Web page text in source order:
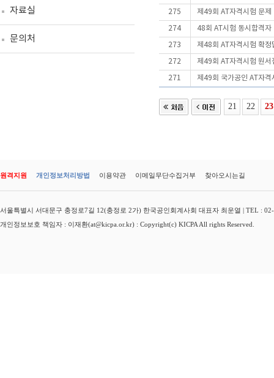
자료실
문의처
275 제49회 AT자격시험 문
274 48회 AT시험 동시합격
273 제48회 AT자격시험 확정
272 제49회 AT자격시험 원서
271 제49회 국가공인 AT자격
21 22 23
원격지원 개인정보처리방법 이용약관 이메일무단수집거부 찾아오시는길
서울특별시 서대문구 충정로7길 12(충정로 2가) 한국공인회계사회 대표자 최운열 | TEL :
개인정보보호 책임자 : 이재환(at@kicpa.or.kr) : Copyright(c) KICPA All rights Reserved.